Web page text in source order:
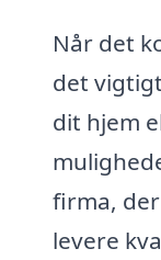
Når det
det
dit hjem
firma,
levere